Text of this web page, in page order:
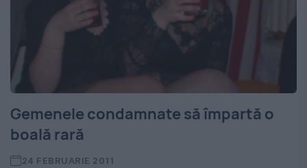
Gemenele condamnate să împartă o
boală rară
24 FEBRUARIE 2011